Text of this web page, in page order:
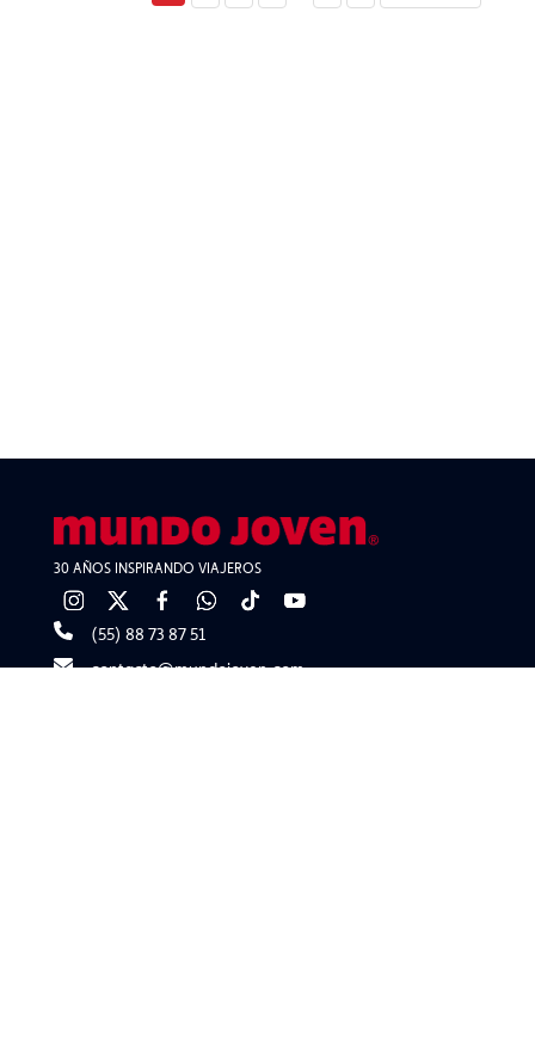
30 AÑOS INSPIRANDO VIAJEROS
(55) 88 73 87 51
contacto@mundojoven.com